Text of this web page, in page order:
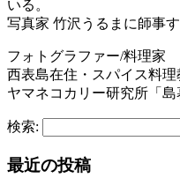
いる。
写真家 竹沢うるまに師事す
フォトグラファー/料理家
西表島在住・スパイス料理
ヤマネコカリー研究所「島
検索:
最近の投稿